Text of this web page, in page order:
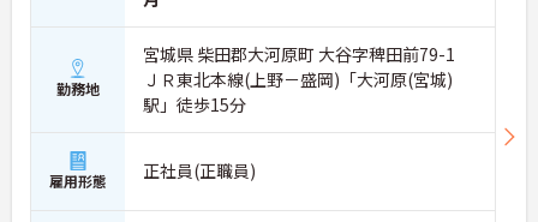
勤務地
宮城県 柴田郡大河原町 大谷字稗田前79-1
ＪＲ東北本線(上野－盛岡)「大河原(宮城)
駅」徒歩15分
雇用形態 正社員(正職員)